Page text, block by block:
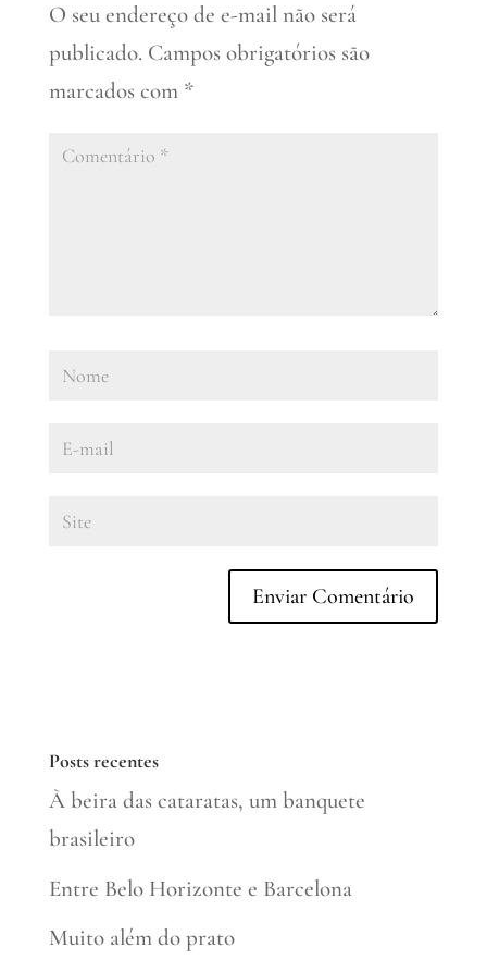
O seu endereço de e-mail não será
publicado. Campos obrigatórios são
marcados com *
Posts recentes
À beira das cataratas, um banquete
brasileiro
Entre Belo Horizonte e Barcelona
Muito além do prato